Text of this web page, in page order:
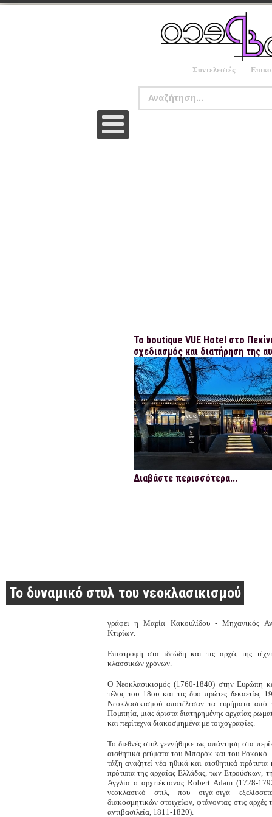
Συντελεστές
Το boutique VUE Hotel στο
σχεδιασμός και διατήρηση της
Διαβάστε περισσότερα...
Το δυναμικό στυλ του νεοκλασικισμού
γράφει η Μαρία Κακουλίδου - Μηχανικός
Κτιρίων.
Επιστροφή στα ιδεώδη και τις αρχές της
κλασσικών χρόνων.
Ο Νεοκλασικισμός (1760-1840) στην Ευρώπη
τέλος του 18ου και τις δυο πρώτες δεκαετίες
Νεοκλασικισμού αποτέλεσαν τα ευρήματα από
Πομπηία, μιας άριστα διατηρημένης αρχαίας
και περίτεχνα διακοσμημένα με τοιχογραφίες.
Το διεθνές στυλ γεννήθηκε ως απάντηση στα
αισθητικά ρεύματα του Μπαρόκ και του Ροκοκό.
τάξη αναζητεί νέα ηθικά και αισθητικά πρότυπα
πρότυπα της αρχαίας Ελλάδας, των Ετρούσκων,
Αγγλία ο αρχιτέκτονας Robert Adam (1728-
νεοκλασικό στιλ, που σιγά-σιγά
διακοσμητικών στοιχείων, φτάνοντας στις
αντιβασιλεία, 1811-1820).